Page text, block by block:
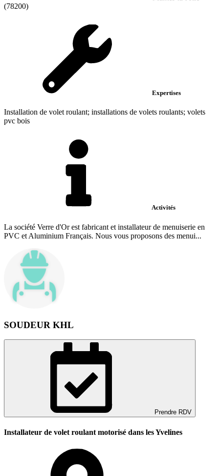
(78200)
Expertises
Installation de volet roulant; installations de volets roulants; volets
pvc bois
Activités
La société Verre d'Or est fabricant et installateur de menuiserie en
PVC et Aluminium Français. Nous vous proposons des menui...
SOUDEUR KHL
Prendre RDV
Installateur de volet roulant motorisé dans les Yvelines